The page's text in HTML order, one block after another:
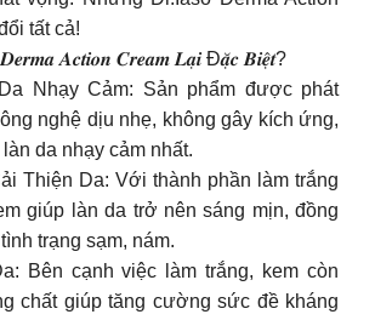
tất cả!
𝑨𝒄𝒕𝒊𝒐𝒏 𝑪𝒓𝒆𝒂𝒎 𝑳𝒂̣𝒊 Đ𝒂̣̆𝒄 𝑩𝒊𝒆̣̂𝒕?
Nhạy Cảm: Sản phẩm được phát
nghệ dịu nhẹ, không gây kích ứng,
da nhạy cảm nhất.
Thiện Da: Với thành phần làm trắng
giúp làn da trở nên sáng mịn, đồng
trạng sạm, nám.
Bên cạnh việc làm trắng, kem còn
chất giúp tăng cường sức đề kháng